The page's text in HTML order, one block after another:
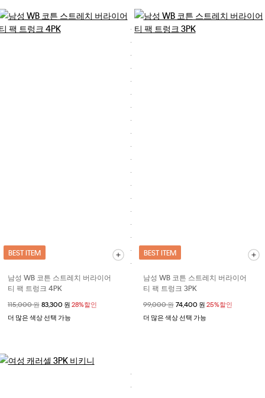
BEST ITEM
남성 WB 코튼 스트레치 버라이어
티 팩 트렁크 4PK
할인 전 가격
115,000 원할인된 가격
83,300 원 28%할인
더 많은 색상 선택 가능
BEST ITEM
남성 WB 코튼 스트레치 버라이어
티 팩 트렁크 3PK
할인 전 가격
99,000 원할인된 가격
74,400 원 25%할인
더 많은 색상 선택 가능